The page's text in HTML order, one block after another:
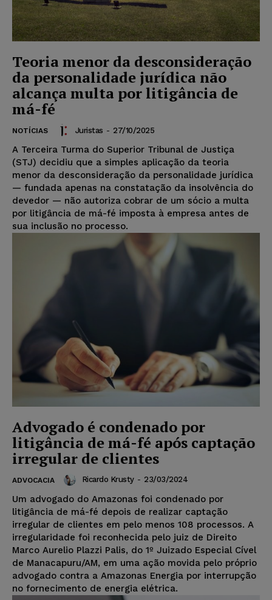
Teoria menor da desconsideração
da personalidade jurídica não
alcança multa por litigância de
má-fé
NOTÍCIAS Juristas - 27/10/2025
A Terceira Turma do Superior Tribunal de Justiça
(STJ) decidiu que a simples aplicação da teoria
menor da desconsideração da personalidade jurídica
— fundada apenas na constatação da insolvência do
devedor — não autoriza cobrar de um sócio a multa
por litigância de má-fé imposta à empresa antes de
sua inclusão no processo.
Advogado é condenado por
litigância de má-fé após captação
irregular de clientes
ADVOCACIA Ricardo Krusty - 23/03/2024
Um advogado do Amazonas foi condenado por
litigância de má-fé depois de realizar captação
irregular de clientes em pelo menos 108 processos. A
irregularidade foi reconhecida pelo juiz de Direito
Marco Aurelio Plazzi Palis, do 1º Juizado Especial Cível
de Manacapuru/AM, em uma ação movida pelo próprio
advogado contra a Amazonas Energia por interrupção
no fornecimento de energia elétrica.